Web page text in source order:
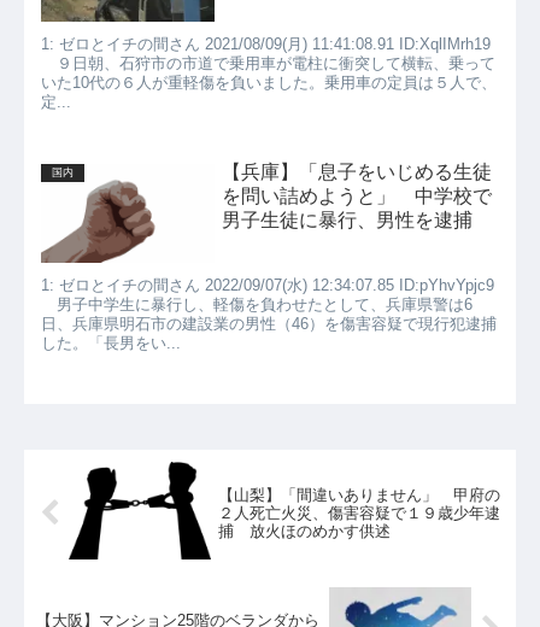
1: ゼロとイチの間さん 2021/08/09(月) 11:41:08.91 ID:XqlIMrh19
９日朝、石狩市の市道で乗用車が電柱に衝突して横転、乗って
いた10代の６人が重軽傷を負いました。乗用車の定員は５人で、
定...
国内
【兵庫】「息子をいじめる生徒
を問い詰めようと」 中学校で
男子生徒に暴行、男性を逮捕
1: ゼロとイチの間さん 2022/09/07(水) 12:34:07.85 ID:pYhvYpjc9
男子中学生に暴行し、軽傷を負わせたとして、兵庫県警は6
日、兵庫県明石市の建設業の男性（46）を傷害容疑で現行犯逮捕
した。「長男をい...
【山梨】「間違いありません」 甲府の
２人死亡火災、傷害容疑で１９歳少年逮
捕 放火ほのめかす供述
【大阪】マンション25階のベランダから